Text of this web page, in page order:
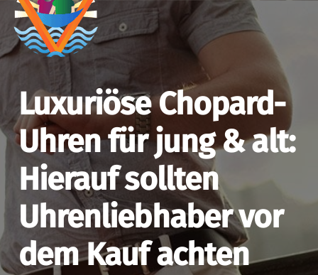
Luxuriöse Chopard-
Uhren für jung & alt:
Hierauf sollten
Uhrenliebhaber vor
dem Kauf achten